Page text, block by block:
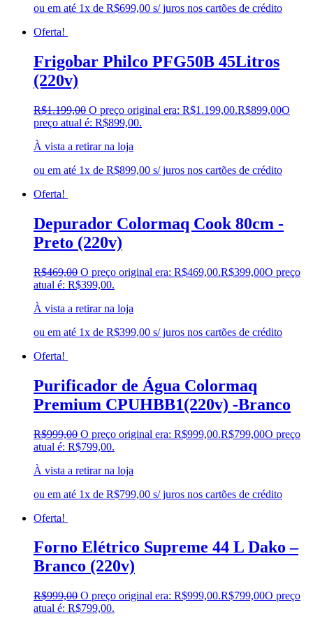
ou em até 1x de R$699,00 s/ juros nos cartões de crédito
Oferta!
Frigobar Philco PFG50B 45Litros
(220v)
R$1.199,00 O preço original era: R$1.199,00.R$899,00O
preço atual é: R$899,00.
À vista a retirar na loja
ou em até 1x de R$899,00 s/ juros nos cartões de crédito
Oferta!
Depurador Colormaq Cook 80cm -
Preto (220v)
R$469,00 O preço original era: R$469,00.R$399,00O preço
atual é: R$399,00.
À vista a retirar na loja
ou em até 1x de R$399,00 s/ juros nos cartões de crédito
Oferta!
Purificador de Água Colormaq
Premium CPUHBB1(220v) -Branco
R$999,00 O preço original era: R$999,00.R$799,00O preço
atual é: R$799,00.
À vista a retirar na loja
ou em até 1x de R$799,00 s/ juros nos cartões de crédito
Oferta!
Forno Elétrico Supreme 44 L Dako –
Branco (220v)
R$999,00 O preço original era: R$999,00.R$799,00O preço
atual é: R$799,00.